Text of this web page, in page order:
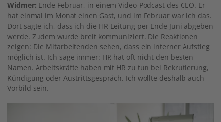
Widmer: Ende Februar, in einem Video-Podcast des CEO. Er
hat einmal im Monat einen Gast, und im Februar war ich das.
Dort sagte ich, dass ich die HR-Leitung per Ende Juni abgeben
werde. Zudem wurde breit kommuniziert. Die Reaktionen
zeigen: Die Mitarbeitenden sehen, dass ein interner Aufstieg
möglich ist. Ich sage immer: HR hat oft nicht den besten
Namen. Arbeitskräfte haben mit HR zu tun bei Rekrutierung,
Kündigung oder Austrittsgespräch. Ich wollte deshalb auch
Vorbild sein.